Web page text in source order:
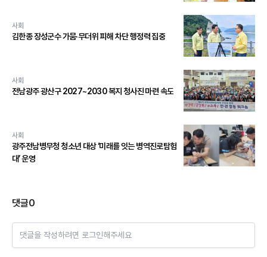
사회
김한종 장성군수 가뭄·무더위 피해 차단 행정력 집중
사회
전남광주 광산구 2027~2030 복지 청사진 마련 속도
사회
광주전남병무청 청소년 대상 ‘미래를 잇는 병역진로탐험
대’ 운영
댓글0
댓글을 작성하려면 로그인해주세요